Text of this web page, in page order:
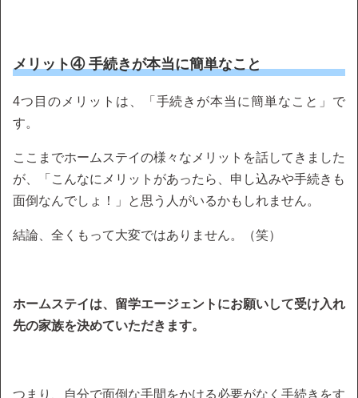
メリット④ 手続きが本当に簡単なこと
4つ目のメリットは、「手続きが本当に簡単なこと」で
す。
ここまでホームステイの様々なメリットを話してきました
が、「こんなにメリットがあったら、申し込みや手続きも
面倒なんでしょ！」と思う人がいるかもしれません。
結論、全くもって大変ではありません。（笑）
ホームステイは、留学エージェントにお願いして受け入れ
先の家族を決めていただきます。
つまり、自分で面倒な手間をかける必要がなく手続きをす